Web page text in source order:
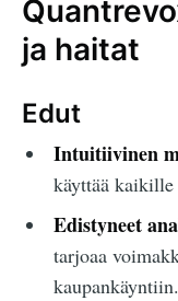
ja haitat
Edut
Intuitiivinen
käyttää
Edistyneet
tarjoaa
kaupankäyntiin.